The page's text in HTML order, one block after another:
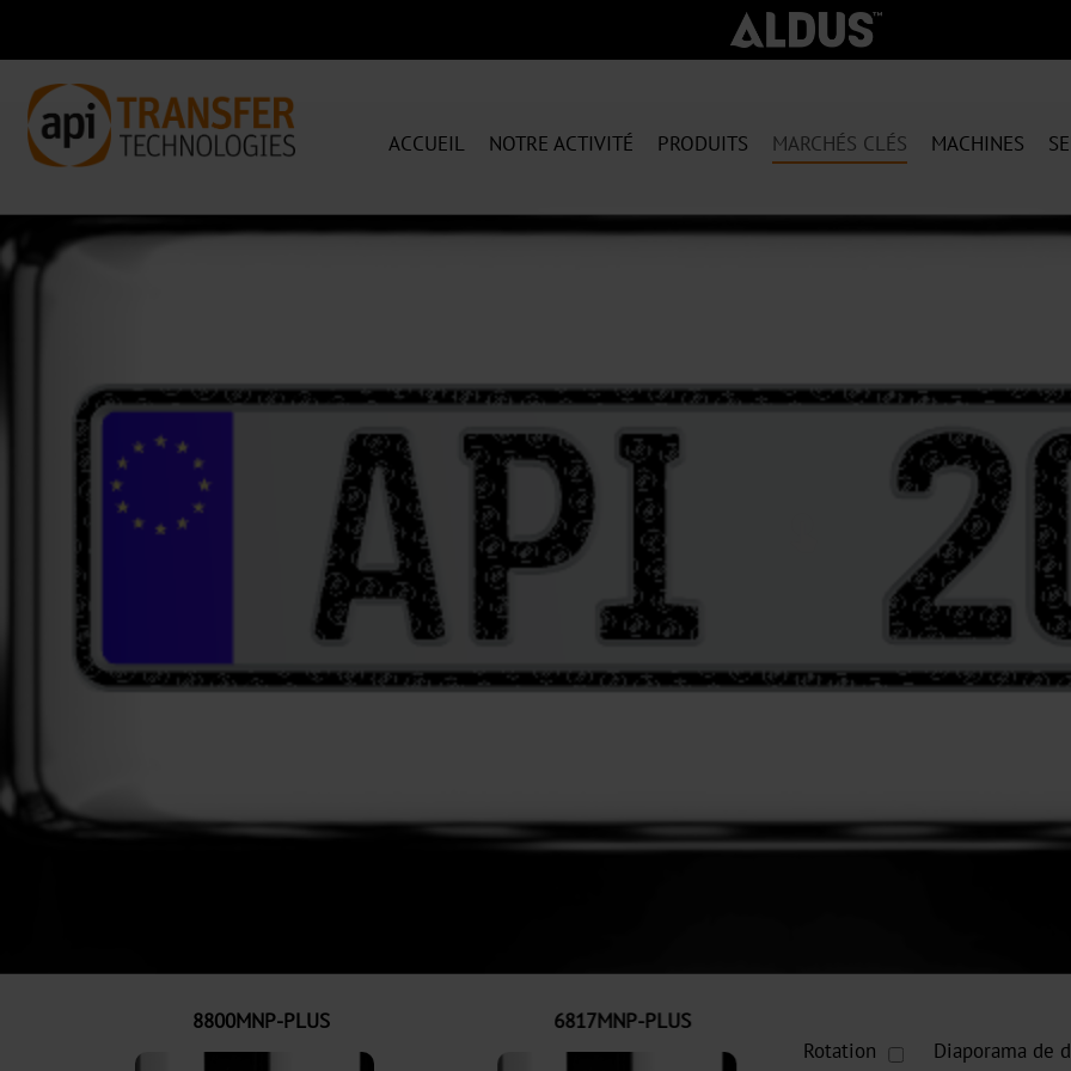
ACCUEIL NOTRE ACTIVITÉ PRODUITS MARCHÉS CLÉS MACHINES
8800MNP-PLUS 6817MNP-PLUS
Rotation Diaporama de